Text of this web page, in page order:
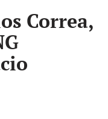
Correa,